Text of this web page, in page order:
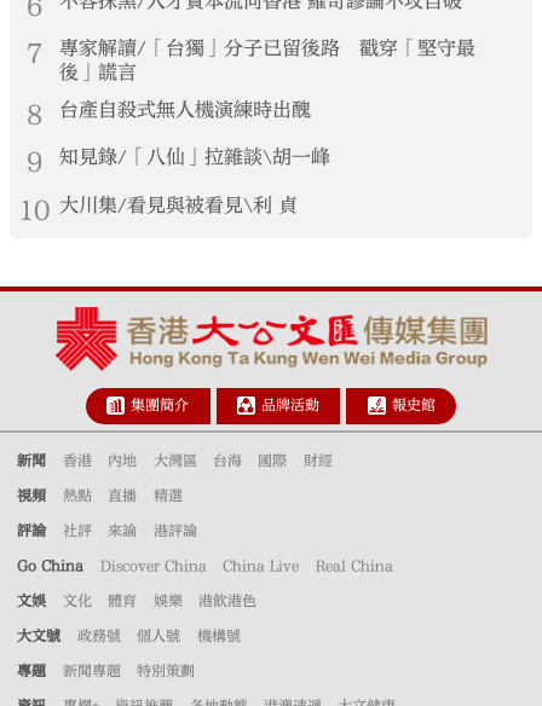
7
專家解讀/「台獨」分子已留後路 戳穿「堅守最
後」謊言
8 台產自殺式無人機演練時出醜
9 知見錄/「八仙」拉雜談\胡一峰
10 大川集/看見與被看見\利 貞
集團簡介 品牌活動 報史館
新聞 香港 內地 大灣區 台海 國際 財經
視頻 熱點 直播 精選
評論 社評 來論 港評論
Go China Discover China China Live Real China
文娛 文化 體育 娛樂 港飲港色
大文號 政務號 個人號 機構號
專題 新聞專題 特別策劃